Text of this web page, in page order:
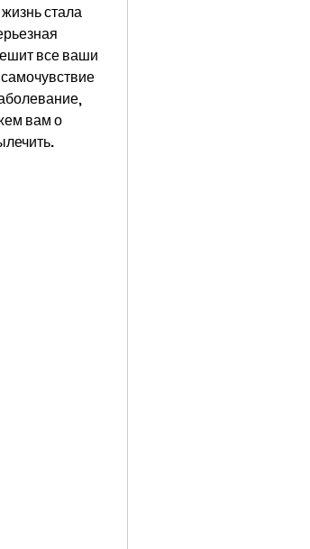
стала
все ваши
вам о